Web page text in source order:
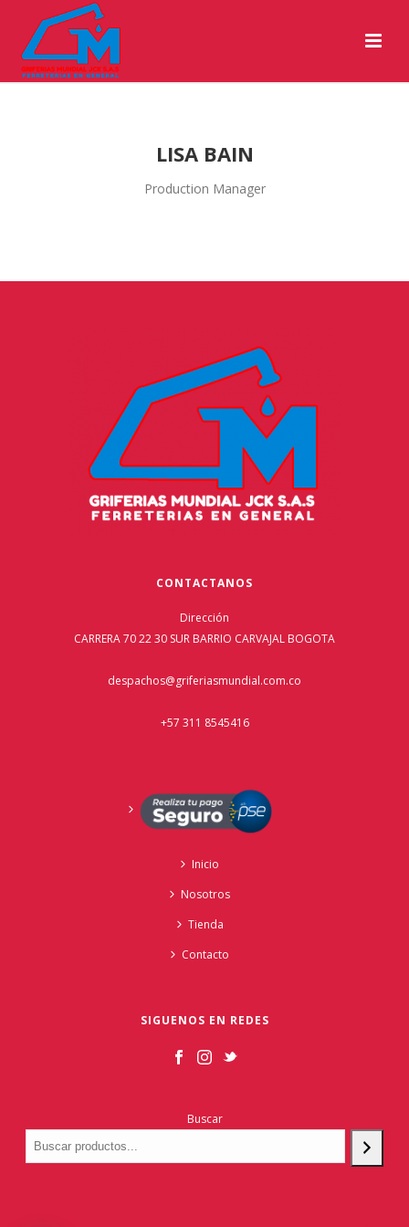
LISA BAIN
Production Manager
CONTACTANOS
Dirección
CARRERA 70 22 30 SUR BARRIO CARVAJAL BOGOTA
despachos@griferiasmundial.com.co
+57 311 8545416
Inicio
Nosotros
Tienda
Contacto
SIGUENOS EN REDES
Buscar